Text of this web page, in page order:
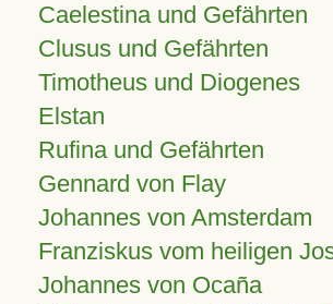
Caelestina und Gefährten
Clusus und Gefährten
Timotheus und Diogenes
Elstan
Rufina und Gefährten
Gennard von Flay
Johannes von Amsterdam
Franziskus vom heiligen
Johannes von Ocaña